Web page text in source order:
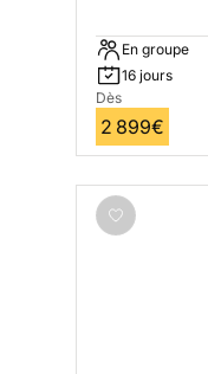
En groupe
16 jours
Dès
2 899€